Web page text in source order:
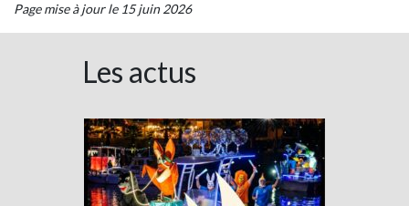
Page mise à jour le 15 juin 2026
Les actus